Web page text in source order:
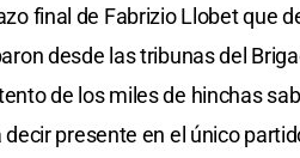
final de Fabrizio Llobet que
desde las tribunas del
de los miles de hinchas
decir presente en el único